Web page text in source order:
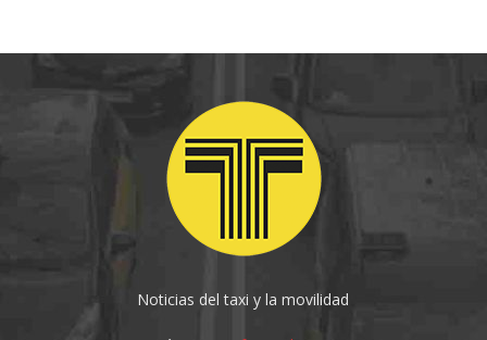
Noticias del taxi y la movilidad